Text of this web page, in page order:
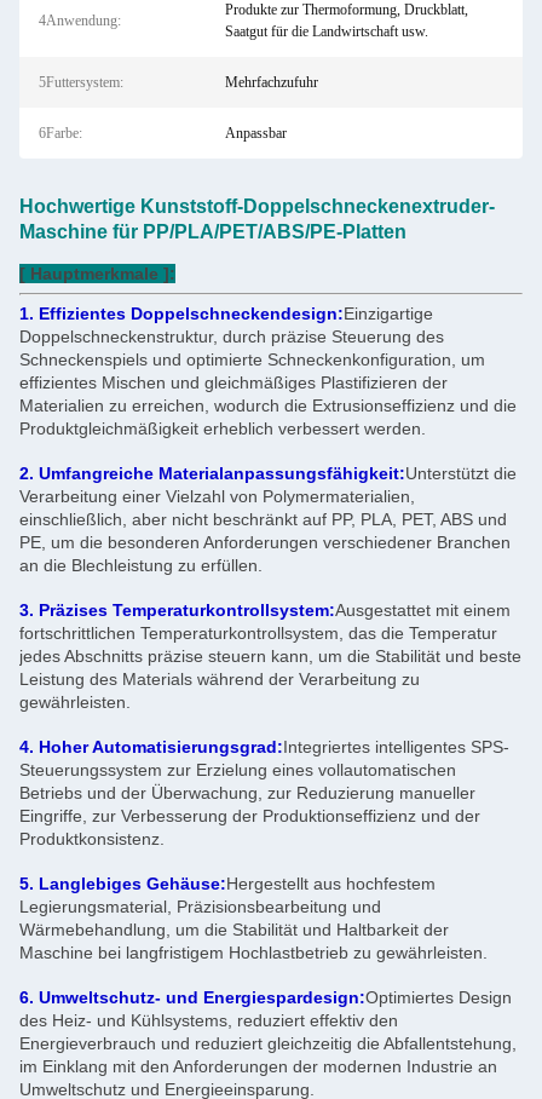
4Anwendung:
Produkte zur Thermoformung, Druckblatt,
Saatgut für die Landwirtschaft usw.
5Futtersystem: Mehrfachzufuhr
6Farbe: Anpassbar
Hochwertige Kunststoff-Doppelschneckenextruder-
Maschine für PP/PLA/PET/ABS/PE-Platten
[ Hauptmerkmale ]:
1. Effizientes Doppelschneckendesign:Einzigartige
Doppelschneckenstruktur, durch präzise Steuerung des
Schneckenspiels und optimierte Schneckenkonfiguration, um
effizientes Mischen und gleichmäßiges Plastifizieren der
Materialien zu erreichen, wodurch die Extrusionseffizienz und die
Produktgleichmäßigkeit erheblich verbessert werden.
2. Umfangreiche Materialanpassungsfähigkeit:Unterstützt die
Verarbeitung einer Vielzahl von Polymermaterialien,
einschließlich, aber nicht beschränkt auf PP, PLA, PET, ABS und
PE, um die besonderen Anforderungen verschiedener Branchen
an die Blechleistung zu erfüllen.
3. Präzises Temperaturkontrollsystem:Ausgestattet mit einem
fortschrittlichen Temperaturkontrollsystem, das die Temperatur
jedes Abschnitts präzise steuern kann, um die Stabilität und beste
Leistung des Materials während der Verarbeitung zu
gewährleisten.
4. Hoher Automatisierungsgrad:Integriertes intelligentes SPS-
Steuerungssystem zur Erzielung eines vollautomatischen
Betriebs und der Überwachung, zur Reduzierung manueller
Eingriffe, zur Verbesserung der Produktionseffizienz und der
Produktkonsistenz.
5. Langlebiges Gehäuse:Hergestellt aus hochfestem
Legierungsmaterial, Präzisionsbearbeitung und
Wärmebehandlung, um die Stabilität und Haltbarkeit der
Maschine bei langfristigem Hochlastbetrieb zu gewährleisten.
6. Umweltschutz- und Energiespardesign:Optimiertes Design
des Heiz- und Kühlsystems, reduziert effektiv den
Energieverbrauch und reduziert gleichzeitig die Abfallentstehung,
im Einklang mit den Anforderungen der modernen Industrie an
Umweltschutz und Energieeinsparung.